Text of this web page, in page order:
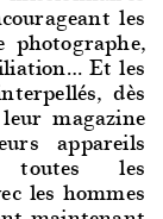
les
photographe,
Et les
dès
magazine
appareils
toutes les
les hommes